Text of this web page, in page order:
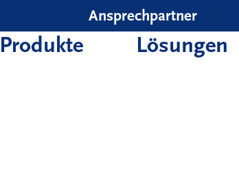
Ansprechpartner
Produkte Lösungen